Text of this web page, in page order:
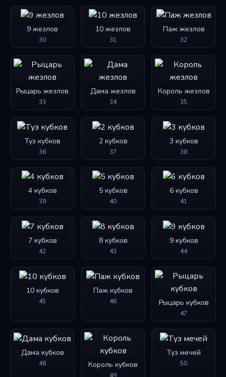
9 жезлов
30
10 жезлов
31
Паж жезлов
32
Рыцарь жезлов
33
Дама жезлов
34
Король жезлов
35
Туз кубков
36
2 кубков
37
3 кубков
38
4 кубков
39
5 кубков
40
6 кубков
41
7 кубков
42
8 кубков
43
9 кубков
44
10 кубков
45
Паж кубков
46 Рыцарь кубков
47
Дама кубков
48 Король кубков
Туз мечей
50